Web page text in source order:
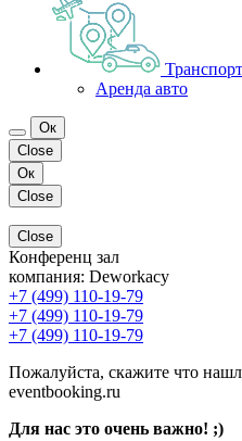
Транспорт
Аренда авто
Ок
Close
Ок
Close
Close
Конференц зал
компания: Deworkacy
+7 (499) 110-19-79
+7 (499) 110-19-79
+7 (499) 110-19-79
Пожалуйста, скажите что
eventbooking.ru
Для нас это очень важно! ;)